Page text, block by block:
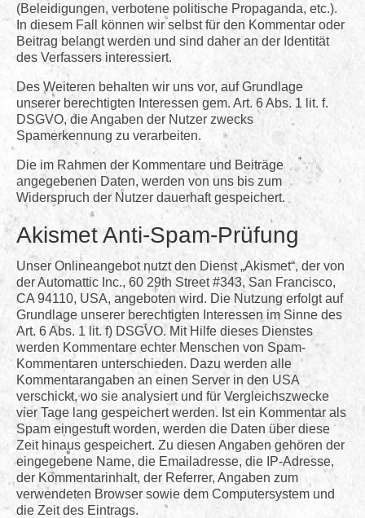
(Beleidigungen, verbotene politische Propaganda, etc.).
In diesem Fall können wir selbst für den Kommentar oder
Beitrag belangt werden und sind daher an der Identität
des Verfassers interessiert.
Des Weiteren behalten wir uns vor, auf Grundlage
unserer berechtigten Interessen gem. Art. 6 Abs. 1 lit. f.
DSGVO, die Angaben der Nutzer zwecks
Spamerkennung zu verarbeiten.
Die im Rahmen der Kommentare und Beiträge
angegebenen Daten, werden von uns bis zum
Widerspruch der Nutzer dauerhaft gespeichert.
Akismet Anti-Spam-Prüfung
Unser Onlineangebot nutzt den Dienst „Akismet“, der von
der Automattic Inc., 60 29th Street #343, San Francisco,
CA 94110, USA, angeboten wird. Die Nutzung erfolgt auf
Grundlage unserer berechtigten Interessen im Sinne des
Art. 6 Abs. 1 lit. f) DSGVO. Mit Hilfe dieses Dienstes
werden Kommentare echter Menschen von Spam-
Kommentaren unterschieden. Dazu werden alle
Kommentarangaben an einen Server in den USA
verschickt, wo sie analysiert und für Vergleichszwecke
vier Tage lang gespeichert werden. Ist ein Kommentar als
Spam eingestuft worden, werden die Daten über diese
Zeit hinaus gespeichert. Zu diesen Angaben gehören der
eingegebene Name, die Emailadresse, die IP-Adresse,
der Kommentarinhalt, der Referrer, Angaben zum
verwendeten Browser sowie dem Computersystem und
die Zeit des Eintrags.